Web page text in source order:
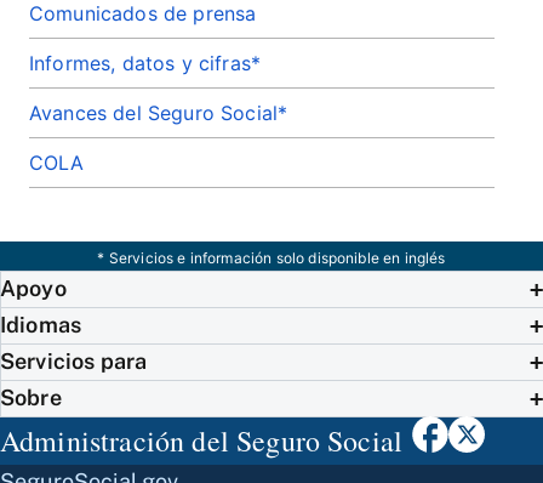
Comunicados de prensa
Informes, datos y cifras*
Avances del Seguro Social*
COLA
* Servicios e información solo disponible en inglés
Apoyo
Idiomas
Servicios para
Sobre
Administración del Seguro Social